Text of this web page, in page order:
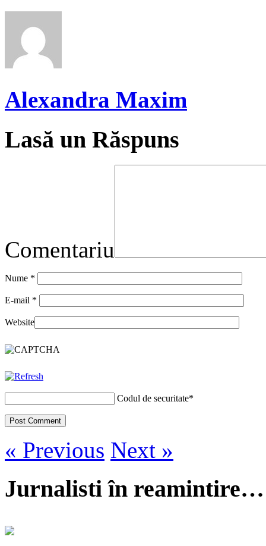
Alexandra Maxim
Lasă un Răspuns
Comentariu
Nume *
E-mail *
Website
Codul de securitate*
« Previous Next »
Jurnalisti în reamintire…